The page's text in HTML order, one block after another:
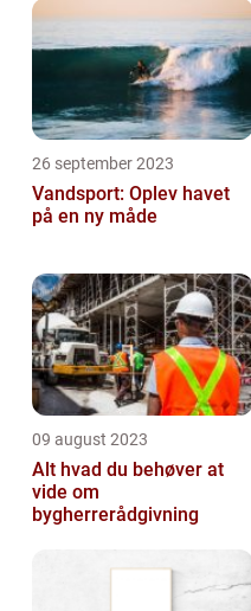
26 september 2023
Vandsport: Oplev havet
på en ny måde
09 august 2023
Alt hvad du behøver at
vide om
bygherrerådgivning